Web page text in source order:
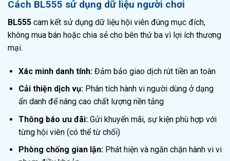
Cách BL555 sử dụng dữ liệu người chơi
BL555 cam kết sử dụng dữ liệu hội viên đúng mục đích,
không mua bán hoặc chia sẻ cho bên thứ ba vì lợi ích thương
mại.
Xác minh danh tính:Đảm bảo giao dịch rút tiền an toàn
Cải thiện dịch vụ:Phân tích hành vi người dùng ở dạng
ẩn danh để nâng cao chất lượng nền tảng
Thông báo ưu đãi:Gửi khuyến mãi, sự kiện phù hợp với
từng hội viên (có thể từ chối)
Phòng chống gian lận:Phát hiện và ngăn chặn hành vi vi